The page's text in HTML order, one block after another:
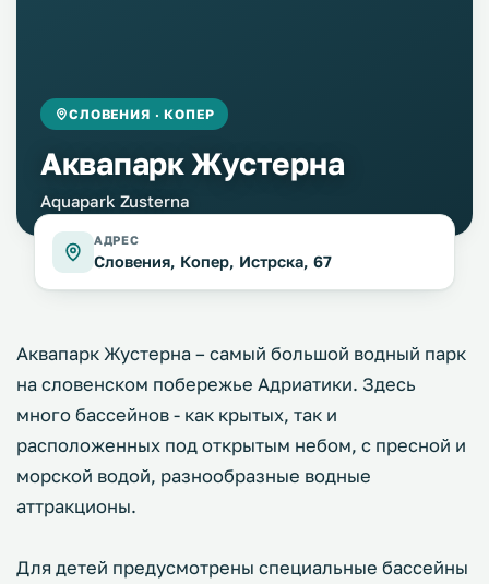
СЛОВЕНИЯ · КОПЕР
Аквапарк Жустерна
Aquapark Zusterna
АДРЕС
Словения, Копер, Истрска, 67
Аквапарк Жустерна – самый большой водный парк
на словенском побережье Адриатики. Здесь
много бассейнов - как крытых, так и
расположенных под открытым небом, с пресной и
морской водой, разнообразные водные
аттракционы.
Для детей предусмотрены специальные бассейны